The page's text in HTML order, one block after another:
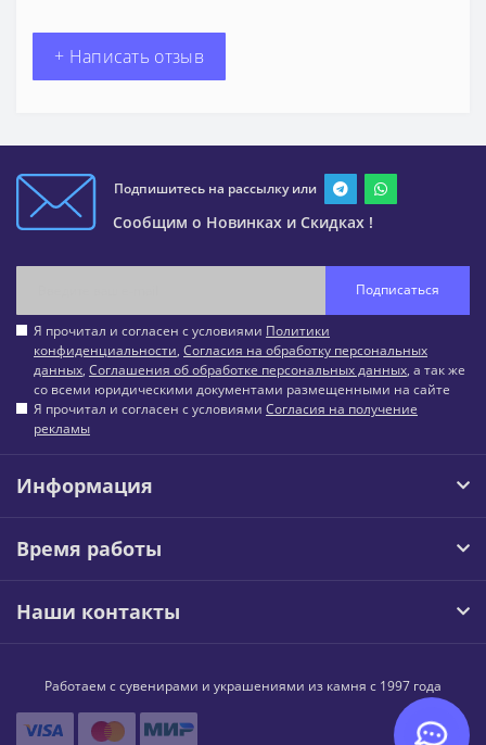
+ Написать отзыв
Подпишитесь на рассылку или
Сообщим о Новинках и Скидках !
Подписаться
Я прочитал и согласен с условиями Политики
конфиденциальности, Согласия на обработку персональных
данных, Соглашения об обработке персональных данных, а так же
со всеми юридическими документами размещенными на сайте
Я прочитал и согласен с условиями Согласия на получение
рекламы
Информация
Время работы
Наши контакты
Работаем с сувенирами и украшениями из камня с 1997 года